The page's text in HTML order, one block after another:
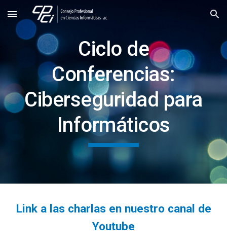
Skip to main content Skip to navigation
Ciclo de
Conferencias:
Ciberseguridad para
Informáticos
Link a las charlas en nuestro canal de
Youtube